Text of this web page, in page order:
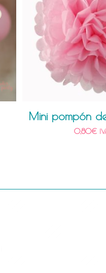
Mini pompón
0,80€